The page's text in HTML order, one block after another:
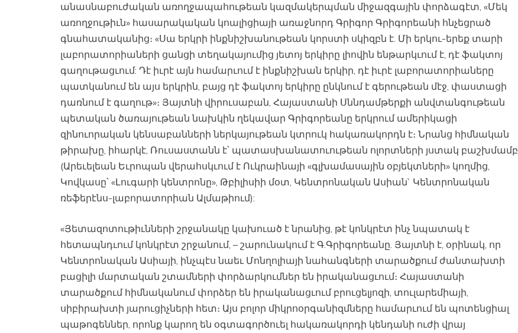
անասնաբուժական առողջապահութեան կազմակերպման միջազգային փորձագէտ, «Մեկ
առողջութիւն» հասարակական կոալիցիայի առաջնորդ Գրիգոր Գրիգորեանի հնչեցրած
գնահատականից։ «Սա երկրի ինքնիշխանութեան կորստի սկիզբն է. Մի երկու-երեք տարի
լաբորատորիաների ցանցի տեղակայումից յետոյ երկիրը լիովին ենթարկւում է, դէ ֆակտոյ
գաղութացւում: Դէ իւրէ այն համարւում է ինքնիշխան երկիր, դէ իւրէ լաբորատորիաները
պատկանում են այս երկրին, բայց դէ ֆակտոյ երկիրը ընկնում է գերութեան մէջ, փաստացի
դառնում է գաղութ»։ Յայտնի վիրուսաբան, Հայաստանի Սննդամթերքի անվտանգութեան
պետական ծառայութեան նախկին ղեկավար Գրիգորեանը երկրում ամերիկացի
զինուորական կենսաբանների ներկայութեան կտրուկ հակառակորդն է։ Նրանց հիմնական
թիրախը, իհարկէ, Ռուսաստանն է՝ պատասխանատուութեան ոլորտների յստակ բաշխմամբ
(Արեւելեան Եւրոպան վերահսկւում է Ուկրաինայի «գլխամասային օբյեկտների» կողմից,
Կովկասը՝ «Լուգարի ​​կենտրոնը», Թբիլիսիի մօտ, Կենտրոնական Ասիան` Կենտրոնական
ռեֆերէնս-լաբորատորիան Ալմաթիում):
«Յետազոտութիւնների շրջանակը կախուած է նրանից, թէ կոնկրէտ ինչ նպատակ է
հետապնդւում կոնկրէտ շրջանում, – շարունակում է Գ.Գրիգորեանը. Յայտնի է, օրինակ, որ
Կենտրոնական Ասիայի, ինչպէս նաեւ Մոնղոլիայի նահանգների տարածքում ժանտախտի
բացիլի մարտական ​​շտամների փորձարկումներ են իրականացւում։ Հայաստանի
տարածքում հիմնականում փորձեր են իրականացւում բրուցելյոզի, տուլարեմիայի,
սիբիրախտի յարուցիչների հետ։ Այս բոլոր միկրոօրգանիզմները համարւում են պոտենցիալ
պաթոգեններ, որոնք կարող են օգտագործուել հակառակորդի կենդանի ուժի վրայ